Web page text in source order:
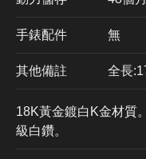
手錶配件 無
其他備註 全長
18K黃金鍍白K金材質
級白鑽。